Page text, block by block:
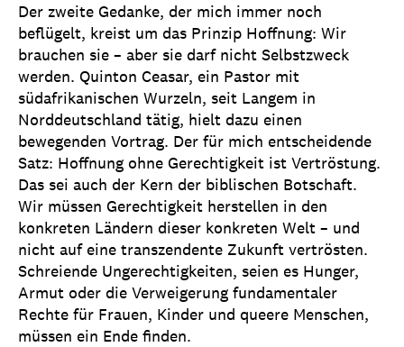
Der zweite Gedanke, der mich immer noch
beflügelt, kreist um das Prinzip Hoffnung: Wir
brauchen sie – aber sie darf nicht Selbstzweck
werden. Quinton Ceasar, ein Pastor mit
südafrikanischen Wurzeln, seit Langem in
Norddeutschland tätig, hielt dazu einen
bewegenden Vortrag. Der für mich entscheidende
Satz: Hoffnung ohne Gerechtigkeit ist Vertröstung.
Das sei auch der Kern der biblischen Botschaft.
Wir müssen Gerechtigkeit herstellen in den
konkreten Ländern dieser konkreten Welt – und
nicht auf eine transzendente Zukunft vertrösten.
Schreiende Ungerechtigkeiten, seien es Hunger,
Armut oder die Verweigerung fundamentaler
Rechte für Frauen, Kinder und queere Menschen,
müssen ein Ende finden.